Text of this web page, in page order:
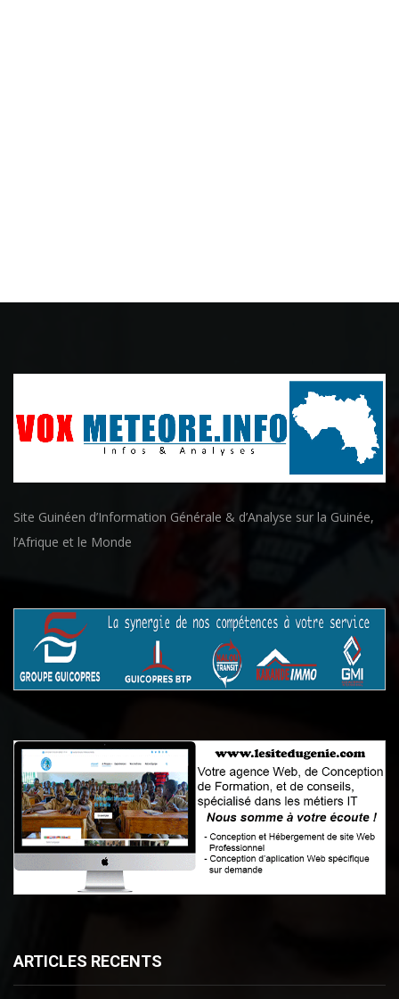
Site Guinéen d’Information Générale & d’Analyse sur la Guinée,
l’Afrique et le Monde
ARTICLES RECENTS